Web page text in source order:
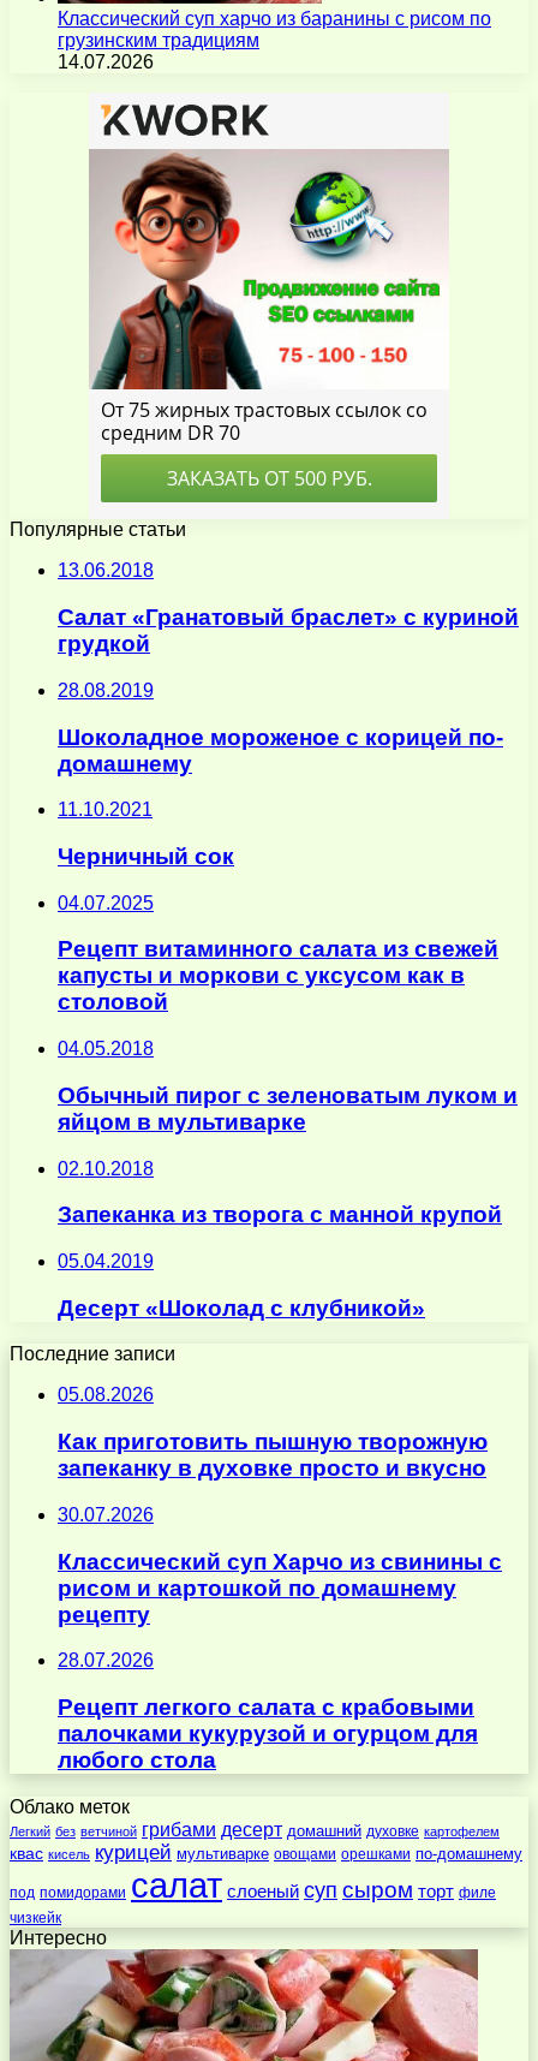
Классический суп харчо из баранины с рисом по
грузинским традициям
14.07.2026
Популярные статьи
13.06.2018
Салат «Гранатовый браслет» с куриной
грудкой
28.08.2019
Шоколадное мороженое с корицей по-
домашнему
11.10.2021
Черничный сок
04.07.2025
Рецепт витаминного салата из свежей
капусты и моркови с уксусом как в
столовой
04.05.2018
Обычный пирог с зеленоватым луком и
яйцом в мультиварке
02.10.2018
Запеканка из творога с манной крупой
05.04.2019
Десерт «Шоколад с клубникой»
Последние записи
05.08.2026
Как приготовить пышную творожную
запеканку в духовке просто и вкусно
30.07.2026
Классический суп Харчо из свинины с
рисом и картошкой по домашнему
рецепту
28.07.2026
Рецепт легкого салата с крабовыми
палочками кукурузой и огурцом для
любого стола
Облако меток
Легкий без ветчиной грибами десерт домашний духовке картофелем
квас кисель курицей мультиварке овощами орешками по-домашнему
под помидорами салат слоеный суп сыром торт филе
чизкейк
Интересно